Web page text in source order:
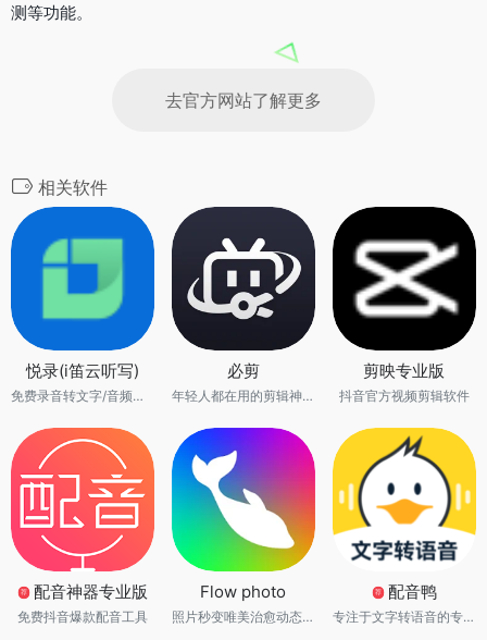
测等功能。
去官方网站了解更多
相关软件
悦录(i笛云听写)
免费录音转文字/音频转写
必剪
年轻人都在用的剪辑神器
剪映专业版
抖音官方视频剪辑软件
荐 配音神器专业版
免费抖音爆款配音工具
Flow photo
照片秒变唯美治愈动态视频与运镜航拍大片
荐 配音鸭
专注于文字转语音的专业语音合成制作软件